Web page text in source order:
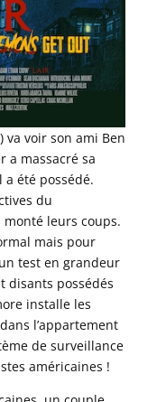
va voir son ami Ben
a massacré sa
été possédé.
du
leurs coups.
mais pour
test en grandeur
disants possédés
installe les
l’appartement
de surveillance
américaines !